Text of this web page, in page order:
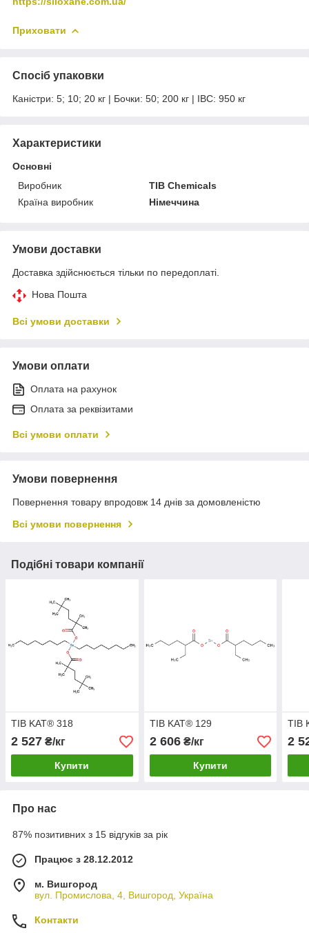
Приховати
Спосіб упаковки
Каністри: 5; 10; 20 кг | Бочки: 50; 200 кг | IBC: 950 кг
Характеристики
Основні
Виробник
TIB Chemicals
Країна виробник
Німеччина
Умови доставки
Доставка здійснюється тільки по передоплаті.
Нова Пошта
Всі умови доставки
Умови оплати
Оплата на рахунок
Оплата за реквізитами
Всі умови оплати
Умови повернення
Повернення товару впродовж 14 днів за домовленістю
Всі умови повернення
Подібні товари компанії
TIB KAT® 318
2 527 ₴/кг
Купити
TIB KAT® 129
2 606₴/кг
Купити
TIB
2
Про нас
87% позитивних з 15 відгуків за рік
Працює з 28.12.2012
м. Вишгород
вул. Промислова, 4, Вишгород, Україна
Контакти